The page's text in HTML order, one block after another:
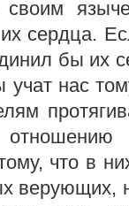
сердца.
бы их
нас
что в